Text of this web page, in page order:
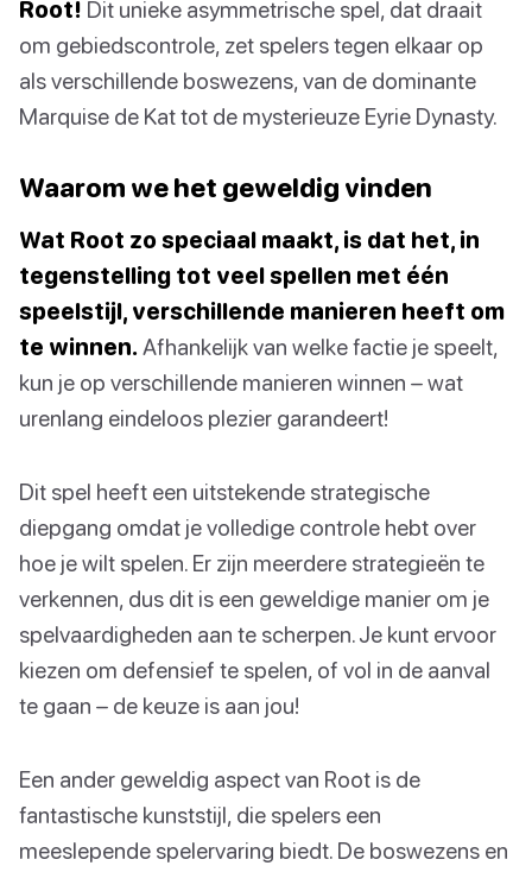
Root! Dit unieke asymmetrische spel, dat draait
om gebiedscontrole, zet spelers tegen elkaar op
als verschillende boswezens, van de dominante
Marquise de Kat tot de mysterieuze Eyrie Dynasty.
Waarom we het geweldig vinden
Wat Root zo speciaal maakt, is dat het, in
tegenstelling tot veel spellen met één
speelstijl, verschillende manieren heeft om
te winnen. Afhankelijk van welke factie je speelt,
kun je op verschillende manieren winnen – wat
urenlang eindeloos plezier garandeert!
Dit spel heeft een uitstekende strategische
diepgang omdat je volledige controle hebt over
hoe je wilt spelen. Er zijn meerdere strategieën te
verkennen, dus dit is een geweldige manier om je
spelvaardigheden aan te scherpen. Je kunt ervoor
kiezen om defensief te spelen, of vol in de aanval
te gaan – de keuze is aan jou!
Een ander geweldig aspect van Root is de
fantastische kunststijl, die spelers een
meeslepende spelervaring biedt. De boswezens en